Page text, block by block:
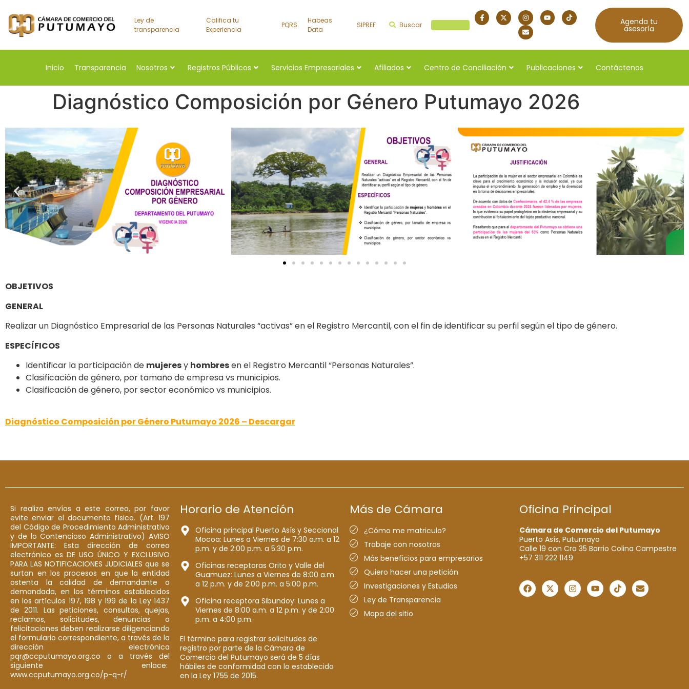
Ley de
transparencia
Califica tu
Experiencia
PQRS
Habeas
Data
SIPREF Buscar Agenda tu
asesoría
Inicio Transparencia Nosotros Registros Públicos Servicios Empresariales Afiliados Centro de Conciliación Publicaciones Contáctenos
Diagnóstico Composición por Género Putumayo 2026
OBJETIVOS
GENERAL
Realizar un Diagnóstico Empresarial de las Personas Naturales “activas” en el Registro Mercantil, con el fin de identificar su perfil según el tipo de género.
ESPECÍFICOS
Identificar la participación de mujeresy hombresen el Registro Mercantil “Personas Naturales”.
Clasificación de género, por tamaño de empresa vs municipios.
Clasificación de género, por sector económico vs municipios.
Diagnóstico Composición por Género Putumayo 2026 – Descargar
Si realiza envíos a este correo, por favor
evite enviar el documento físico. (Art. 197
del Código de Procedimiento Administrativo
y de lo Contencioso Administrativo) AVISO
IMPORTANTE: Esta dirección de correo
electrónico es DE USO ÚNICO Y EXCLUSIVO
PARA LAS NOTIFICACIONES JUDICIALES que se
surtan en los procesos en que la entidad
ostenta la calidad de demandante o
demandada, en los términos establecidos
en los artículos 197, 198 y 199 de la Ley 1437
de 2011. Las peticiones, consultas, quejas,
reclamos, solicitudes, denuncias o
felicitaciones deben realizarse diligenciando
el formulario correspondiente, a través de la
dirección electrónica
pqr@ccputumayo.org.co o a través del
siguiente enlace:
www.ccputumayo.org.co/p-q-r/
Horario de Atención
Oficina principal Puerto Asís y Seccional
Mocoa: Lunes a Viernes de 7:30 a.m. a 12
p.m. y de 2:00 p.m. a 5:30 p.m.
Oficinas receptoras Orito y Valle del
Guamuez: Lunes a Viernes de 8:00 a.m.
a 12 p.m. y de 2:00 p.m. a 5:00 p.m.
Oficina receptora Sibundoy: Lunes a
Viernes de 8:00 a.m. a 12 p.m. y de 2:00
p.m. a 4:00 p.m.
El término para registrar solicitudes de
registro por parte de la Cámara de
Comercio del Putumayo será de 5 días
hábiles de conformidad con lo establecido
en la Ley 1755 de 2015.
Más de Cámara
¿Cómo me matriculo?
Trabaje con nosotros
Más beneficios para empresarios
Quiero hacer una petición
Investigaciones y Estudios
Ley de Transparencia
Mapa del sitio
Oficina Principal
Cámara de Comercio del Putumayo
Puerto Asís, Putumayo
Calle 19 con Cra 35 Barrio Colina Campestre
+57 311 222 1149